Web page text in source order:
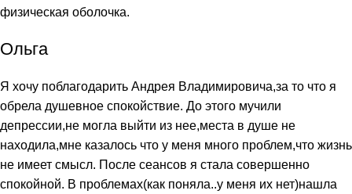
физическая оболочка.
Ольга
Я хочу поблагодарить Андрея Владимировича,за то что я
обрела душевное спокойствие. До этого мучили
депрессии,не могла выйти из нее,места в душе не
находила,мне казалось что у меня много проблем,что жизнь
не имеет смысл. После сеансов я стала совершенно
спокойной. В проблемах(как поняла..у меня их нет)нашла